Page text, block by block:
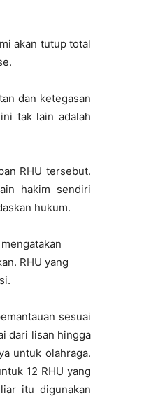
akan tutup total
dan ketegasan
tak lain adalah
RHU tersebut.
hakim sendiri
hukum.
RHU yang
sesuai
dari lisan hingga
untuk olahraga.
12 RHU yang
itu digunakan